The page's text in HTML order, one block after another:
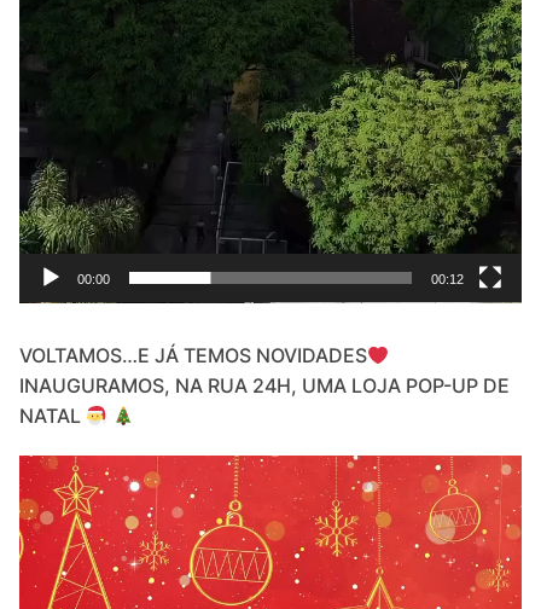
00:00 00:12
VOLTAMOS…E JÁ TEMOS NOVIDADES
INAUGURAMOS, NA RUA 24H, UMA LOJA POP-UP DE
NATAL
Video
Player